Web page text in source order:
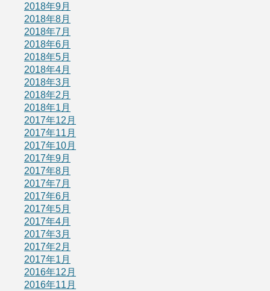
2018年9月
2018年8月
2018年7月
2018年6月
2018年5月
2018年4月
2018年3月
2018年2月
2018年1月
2017年12月
2017年11月
2017年10月
2017年9月
2017年8月
2017年7月
2017年6月
2017年5月
2017年4月
2017年3月
2017年2月
2017年1月
2016年12月
2016年11月